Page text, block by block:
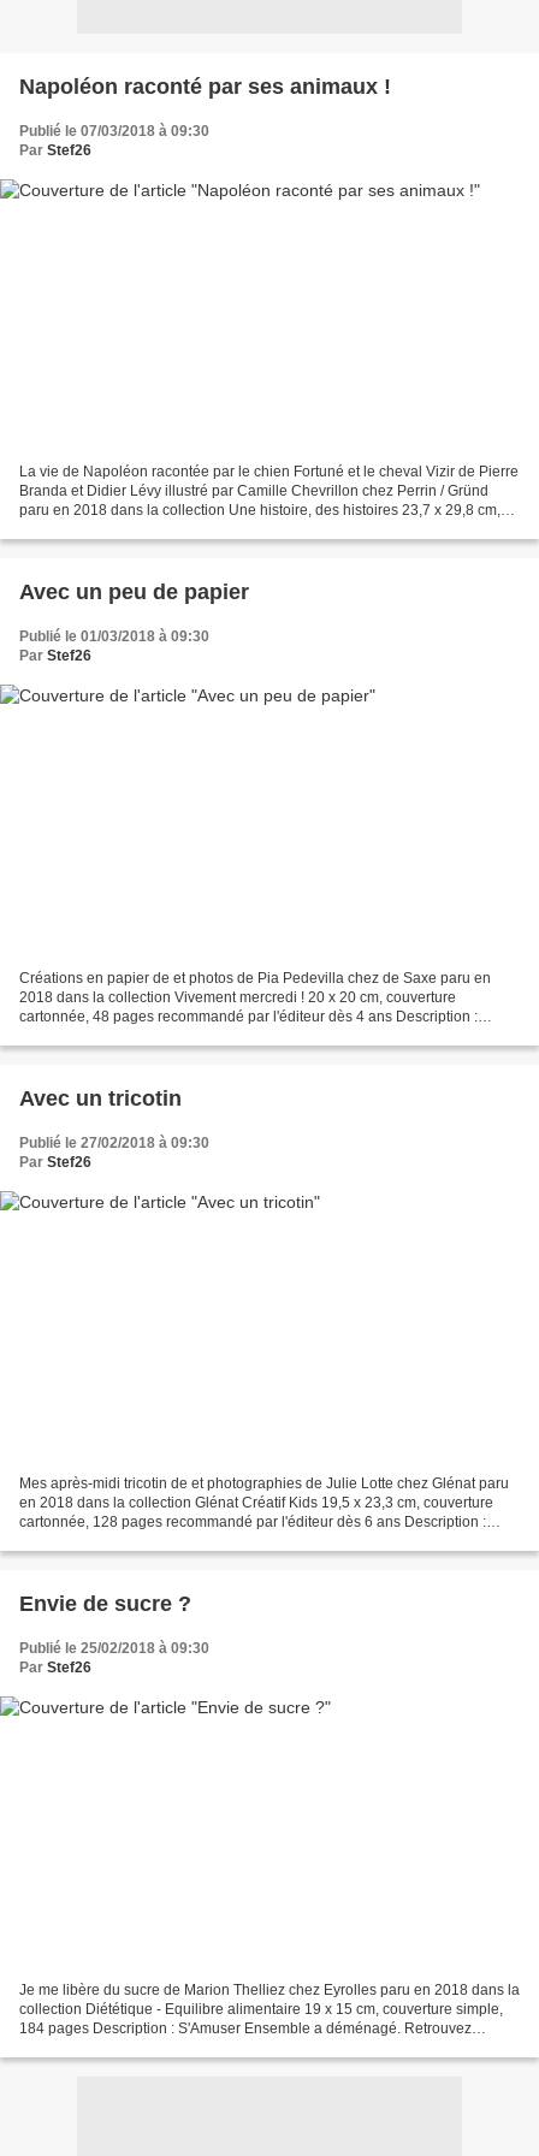
Napoléon raconté par ses animaux !
Publié le 07/03/2018 à 09:30
Par Stef26
La vie de Napoléon racontée par le chien Fortuné et le cheval Vizir de Pierre
Branda et Didier Lévy illustré par Camille Chevrillon chez Perrin / Gründ
paru en 2018 dans la collection Une histoire, des histoires 23,7 x 29,8 cm,
Avec un peu de papier
Publié le 01/03/2018 à 09:30
Par Stef26
Créations en papier de et photos de Pia Pedevilla chez de Saxe paru en
2018 dans la collection Vivement mercredi ! 20 x 20 cm, couverture
cartonnée, 48 pages recommandé par l'éditeur dès 4 ans Description :
Avec un tricotin
Publié le 27/02/2018 à 09:30
Par Stef26
Mes après-midi tricotin de et photographies de Julie Lotte chez Glénat paru
en 2018 dans la collection Glénat Créatif Kids 19,5 x 23,3 cm, couverture
cartonnée, 128 pages recommandé par l'éditeur dès 6 ans Description :
Envie de sucre ?
Publié le 25/02/2018 à 09:30
Par Stef26
Je me libère du sucre de Marion Thelliez chez Eyrolles paru en 2018 dans la
collection Diététique - Equilibre alimentaire 19 x 15 cm, couverture simple,
184 pages Description : S'Amuser Ensemble a déménagé. Retrouvez